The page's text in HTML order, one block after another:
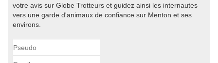
votre avis sur Globe Trotteurs et guidez ainsi les internautes
vers une garde d'animaux de confiance sur Menton et ses
environs.